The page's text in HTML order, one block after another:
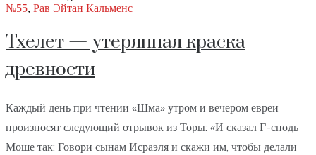
№55, Рав Эйтан Кальменс
Тхелет — утерянная краска
древности
Каждый день при чтении «Шма» утром и вечером евреи
произносят следующий отрывок из Торы: «И сказал Г-сподь
Моше так: Говори сынам Исраэля и скажи им, чтобы делали